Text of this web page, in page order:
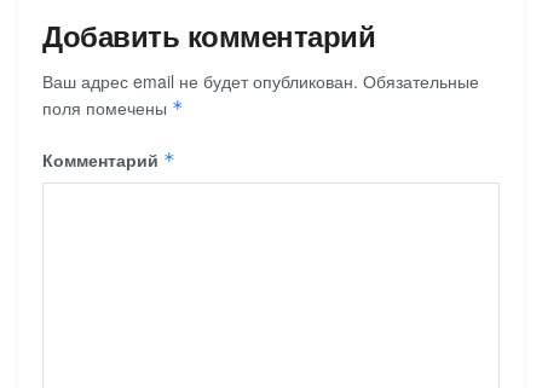
Добавить комментарий
Ваш адрес email не будет опубликован. Обязательные
поля помечены *
Комментарий *